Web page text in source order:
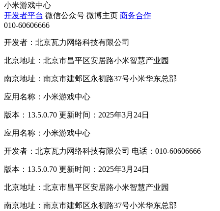
小米游戏中心
开发者平台 微信公众号 微博主页 商务合作
010-60606666
开发者：北京瓦力网络科技有限公司
北京地址：北京市昌平区安居路小米智慧产业园
南京地址：南京市建邺区永初路37号小米华东总部
应用名称：小米游戏中心
版本：13.5.0.70 更新时间：2025年3月24日
应用名称：小米游戏中心
开发者：北京瓦力网络科技有限公司 电话：010-60606666
版本：13.5.0.70 更新时间：2025年3月24日
北京地址：北京市昌平区安居路小米智慧产业园
南京地址：南京市建邺区永初路37号小米华东总部